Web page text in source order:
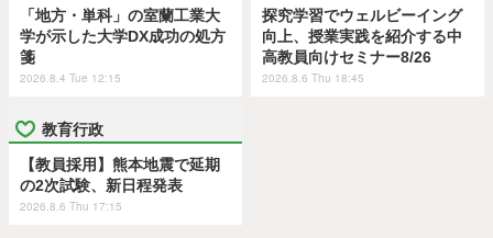
「地方・単科」の室蘭工業大
学が示した大学DX成功の処方
箋
2026.8.4 Tue 12:15
探究学習でウェルビーイング
向上、授業実践を紹介する中
高教員向けセミナー8/26
2026.8.6 Thu 18:45
教育行政
【教員採用】熊本地震で延期
の2次試験、新日程発表
2026.8.6 Thu 17:15